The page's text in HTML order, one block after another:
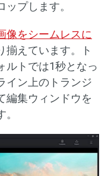
プします。
像をシームレスに
揃えています。ト
ルトでは1秒となっ
イン上のトランジ
編集ウィンドウを